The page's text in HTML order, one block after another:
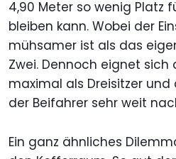
4,90 Meter so wenig Platz
bleiben kann. Wobei der
mühsamer ist als das
Zwei. Dennoch eignet sich
maximal als Dreisitzer
der Beifahrer sehr weit
Ein ganz ähnliches